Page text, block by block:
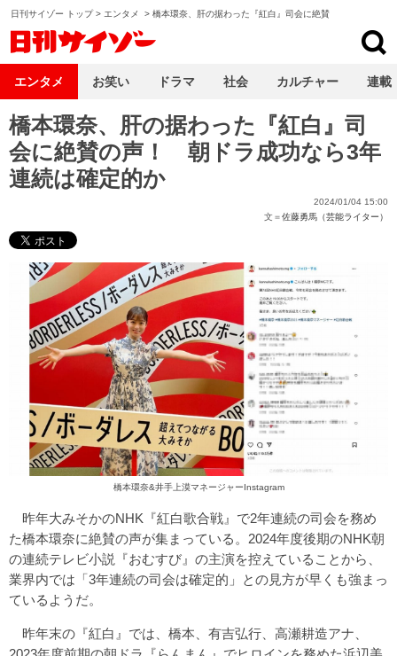
日刊サイゾー トップ> エンタメ > 橋本環奈、肝の据わった『紅白』司会に絶賛
橋本環奈、肝の据わった『紅白』司
会に絶賛の声！ 朝ドラ成功なら3年
連続は確定的か
2024/01/04 15:00
文＝佐藤勇馬（芸能ライター）
橋本環奈&井手上漠マネージャーInstagram
昨年大みそかのNHK『紅白歌合戦』で2年連続の司会を務め
た橋本環奈に絶賛の声が集まっている。2024年度後期のNHK朝
の連続テレビ小説『おむすび』の主演を控えていることから、
業界内では「3年連続の司会は確定的」との見方が早くも強まっ
ているようだ。
昨年末の『紅白』では、橋本、有吉弘行、高瀬耕造アナ、
エンタメ お笑い ドラマ 社会 カルチャー 連載